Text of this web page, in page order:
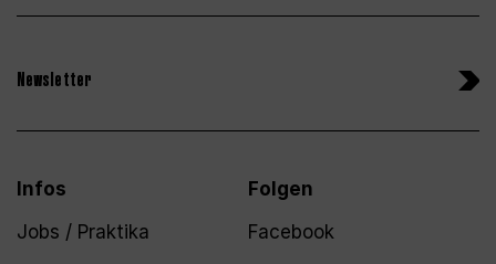
Newsletter
Infos
Jobs / Praktika
Folgen
Facebook